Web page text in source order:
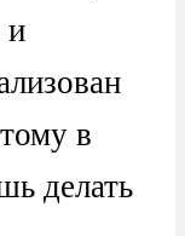
и
в
делать